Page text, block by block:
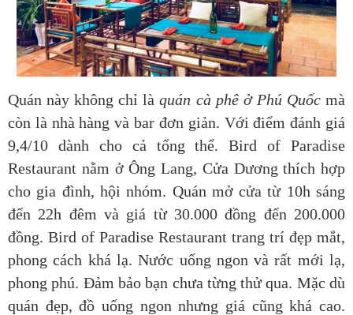
Quán này không chỉ làquán cà phê ở Phú Quốcmà
còn là nhà hàng và bar đơn giản. Với điểm đánh giá
9,4/10 dành cho cả tổng thể. Bird of Paradise
Restaurant nằm ở Ông Lang, Cửa Dương thích hợp
cho gia đình, hội nhóm. Quán mở cửa từ 10h sáng
đến 22h đêm và giá từ 30.000 đồng đến 200.000
đồng. Bird of Paradise Restaurant trang trí đẹp mắt,
phong cách khá lạ. Nước uống ngon và rất mới lạ,
phong phú. Đảm bảo bạn chưa từng thử qua. Mặc dù
quán đẹp, đồ uống ngon nhưng giá cũng khá cao.